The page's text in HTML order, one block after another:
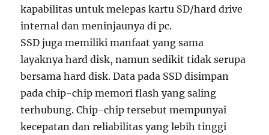
kapabilitas untuk melepas kartu SD/hard drive
internal dan meninjaunya di pc.
SSD juga memiliki manfaat yang sama
layaknya hard disk, namun sedikit tidak serupa
bersama hard disk. Data pada SSD disimpan
pada chip-chip memori flash yang saling
terhubung. Chip-chip tersebut mempunyai
kecepatan dan reliabilitas yang lebih tinggi